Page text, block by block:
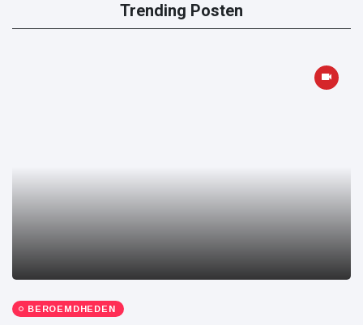
Trending Posten
BEROEMDHEDEN